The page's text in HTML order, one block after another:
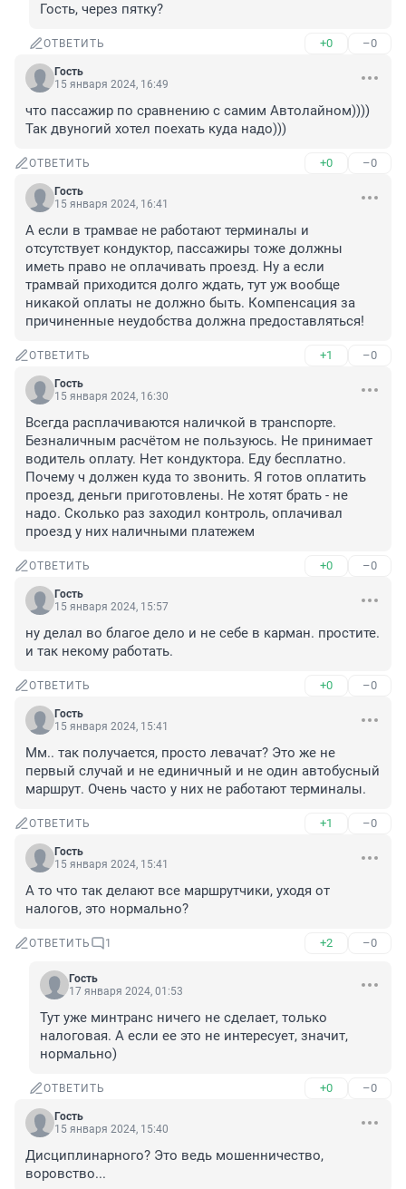
Гость, через пятку?
ОТВЕТИТЬ +0 –0
Гость
15 января 2024, 16:49
что пассажир по сравнению с самим Автолайном))))
Так двуногий хотел поехать куда надо)))
ОТВЕТИТЬ +0 –0
Гость
15 января 2024, 16:41
А если в трамвае не работают терминалы и
отсутствует кондуктор, пассажиры тоже должны
иметь право не оплачивать проезд. Ну а если
трамвай приходится долго ждать, тут уж вообще
никакой оплаты не должно быть. Компенсация за
причиненные неудобства должна предоставляться!
ОТВЕТИТЬ +1 –0
Гость
15 января 2024, 16:30
Всегда расплачиваются наличкой в транспорте.
Безналичным расчётом не пользуюсь. Не принимает
водитель оплату. Нет кондуктора. Еду бесплатно.
Почему ч должен куда то звонить. Я готов оплатить
проезд, деньги приготовлены. Не хотят брать - не
надо. Сколько раз заходил контроль, оплачивал
проезд у них наличными платежем
ОТВЕТИТЬ +0 –0
Гость
15 января 2024, 15:57
ну делал во благое дело и не себе в карман. простите.
и так некому работать.
ОТВЕТИТЬ +0 –0
Гость
15 января 2024, 15:41
Мм.. так получается, просто левачат? Это же не
первый случай и не единичный и не один автобусный
маршрут. Очень часто у них не работают терминалы.
ОТВЕТИТЬ +1 –0
Гость
15 января 2024, 15:41
А то что так делают все маршрутчики, уходя от
налогов, это нормально?
ОТВЕТИТЬ 1 +2 –0
Гость
17 января 2024, 01:53
Тут уже минтранс ничего не сделает, только
налоговая. А если ее это не интересует, значит,
нормально)
ОТВЕТИТЬ +0 –0
Гость
15 января 2024, 15:40
Дисциплинарного? Это ведь мошенничество,
воровство...